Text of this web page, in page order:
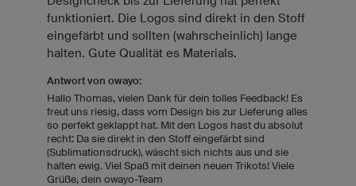
funktioniert. Die Logos sind direkt in den Stoff
eingefärbt und sollten (wahrscheinlich) lange
halten. Gute Qualität es Materials.
Antwort von owayo:
Hallo Thomas, vielen Dank für dein tolles Feedback! Es
freut uns riesig, dass vom Design bis zur Lieferung alles
so perfekt geklappt hat. Mit den Logos hast du absolut
recht: Da sie direkt in den Stoff eingefärbt sind
(Sublimationsdruck), wäscht sich nichts aus und sie
halten ewig. Viel Spaß mit deinen neuen Trikots! Viele
Grüße, dein owayo-Team